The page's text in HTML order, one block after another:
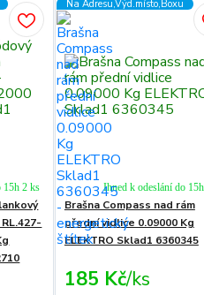
15h 2 ks
Na Adresu,Výd.místo,Boxu
Brašna Compass nad rám
přední vidlice 0.09000 Kg
ELEKTRO Sklad1 6360345
185 Kč/ks
Ihned k odeslání do